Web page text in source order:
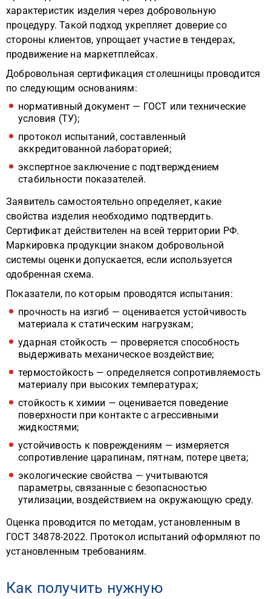
характеристик изделия через добровольную
процедуру. Такой подход укрепляет доверие со
стороны клиентов, упрощает участие в тендерах,
продвижение на маркетплейсах.
Добровольная сертификация столешницы проводится
по следующим основаниям:
нормативный документ — ГОСТ или технические
условия (ТУ);
протокол испытаний, составленный
аккредитованной лабораторией;
экспертное заключение с подтверждением
стабильности показателей.
Заявитель самостоятельно определяет, какие
свойства изделия необходимо подтвердить.
Сертификат действителен на всей территории РФ.
Маркировка продукции знаком добровольной
системы оценки допускается, если используется
одобренная схема.
Показатели, по которым проводятся испытания:
прочность на изгиб — оценивается устойчивость
материала к статическим нагрузкам;
ударная стойкость — проверяется способность
выдерживать механическое воздействие;
термостойкость — определяется сопротивляемость
материалу при высоких температурах;
стойкость к химии — оценивается поведение
поверхности при контакте с агрессивными
жидкостями;
устойчивость к повреждениям — измеряется
сопротивление царапинам, пятнам, потере цвета;
экологические свойства — учитываются
параметры, связанные с безопасностью
утилизации, воздействием на окружающую среду.
Оценка проводится по методам, установленным в
ГОСТ 34878-2022. Протокол испытаний оформляют по
установленным требованиям.
Как получить нужную